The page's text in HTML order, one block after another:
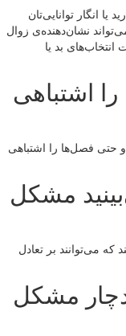
انگار توانایی‌تان
نشان‌دهنده‌ی زوال
بد یا
اشتباهی
حتی فصل‌ها را اشتباهی
مشکل
که می‌توانند بر تعادل
مشکل